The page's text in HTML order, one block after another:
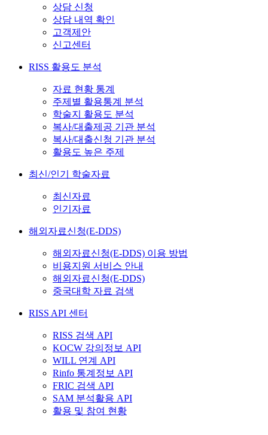
상담 신청
상담 내역 확인
고객제안
신고센터
RISS 활용도 분석
자료 현황 통계
주제별 활용통계 분석
학술지 활용도 분석
복사/대출제공 기관 분석
복사/대출신청 기관 분석
활용도 높은 주제
최신/인기 학술자료
최신자료
인기자료
해외자료신청(E-DDS)
해외자료신청(E-DDS) 이용 방법
비용지원 서비스 안내
해외자료신청(E-DDS)
중국대학 자료 검색
RISS API 센터
RISS 검색 API
KOCW 강의정보 API
WILL 연계 API
Rinfo 통계정보 API
FRIC 검색 API
SAM 분석활용 API
활용 및 참여 현황